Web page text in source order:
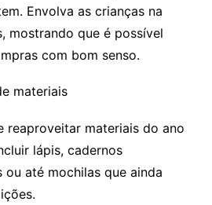
Envolva as crianças na
mostrando que é possível
com bom senso.
materiais
reaproveitar materiais do ano
lápis, cadernos
ou até mochilas que ainda